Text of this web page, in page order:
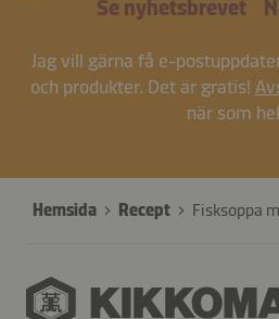
Se nyhetsbrevet
Jag vill gärna få e-
och produkter. Det är gratis!
när som
Hemsida Recept Fisksoppa